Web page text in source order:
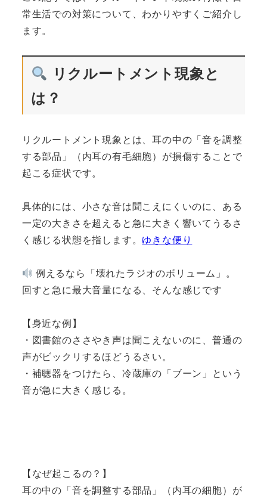
常生活での対策について、わかりやすくご紹介し
ます。
リクルートメント現象と
は？
リクルートメント現象とは、耳の中の「音を調整
する部品」（内耳の有毛細胞）が損傷することで
起こる症状です。
具体的には、小さな音は聞こえにくいのに、ある
一定の大きさを超えると急に大きく響いてうるさ
く感じる状態を指します。 ゆきな便り
例えるなら「壊れたラジオのボリューム」。
回すと急に最大音量になる、そんな感じです
【身近な例】
・図書館のささやき声は聞こえないのに、普通の
声がビックリするほどうるさい。
・補聴器をつけたら、冷蔵庫の「ブーン」という
音が急に大きく感じる。
【なぜ起こるの？】
耳の中の「音を調整する部品」（内耳の細胞）が